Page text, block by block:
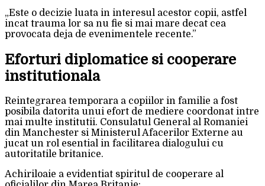
„Este o decizie luata in interesul acestor copii, astfel
incat trauma lor sa nu fie si mai mare decat cea
provocata deja de evenimentele recente.”
Eforturi diplomatice si cooperare
institutionala
Reintegrarea temporara a copiilor in familie a fost
posibila datorita unui efort de mediere coordonat intre
mai multe institutii. Consulatul General al Romaniei
din Manchester si Ministerul Afacerilor Externe au
jucat un rol esential in facilitarea dialogului cu
autoritatile britanice.
Achiriloaie a evidentiat spiritul de cooperare al